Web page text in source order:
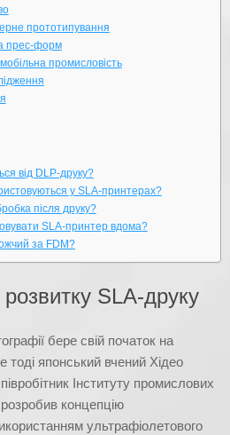
прототипування
прес-форм
промисловість
від DLP-друку?
у SLA-принтерах?
після друку?
SLA-принтер вдома?
за FDM?
розвитку SLA-друку
бере свій початок на
тоді японський вчений Хідео
Інституту промислових
концепцію
ультрафіолетового